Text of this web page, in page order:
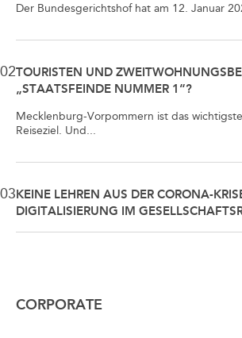
Der Bundesgerichtshof hat am 12. Januar
02TOURISTEN UND
„STAATSFEINDE NUMMER 1“?
Mecklenburg-Vorpommern ist das
Reiseziel. Und...
03KEINE LEHREN AUS DER CORONA-
DIGITALISIERUNG IM
CORPORATE